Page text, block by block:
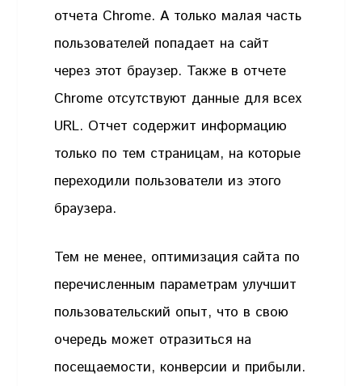
отчета Chrome. А только малая часть
пользователей попадает на сайт
через этот браузер. Также в отчете
Chrome отсутствуют данные для всех
URL. Отчет содержит информацию
только по тем страницам, на которые
переходили пользователи из этого
браузера.
Тем не менее, оптимизация сайта по
перечисленным параметрам улучшит
пользовательский опыт, что в свою
очередь может отразиться на
посещаемости, конверсии и прибыли.